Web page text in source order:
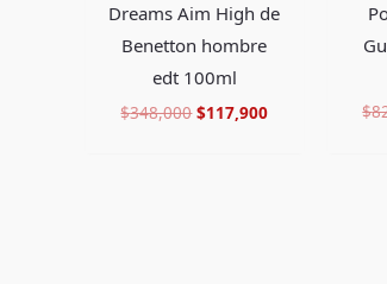
Dreams Aim High de
Benetton hombre
edt 100ml
$348,000 $117,900 $